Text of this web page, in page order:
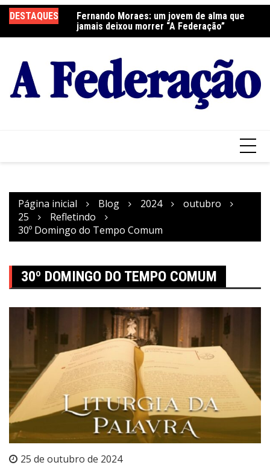
para
o
DESTAQUES
Fernando Moraes: um jovem de alma que
jamais deixou morrer “A Federação”
Curso Oração e Vida na Paróquia São José
Página inicial Blog 2024
outubro
25
Refletindo
30º Domingo do Tempo Comum
30º DOMINGO DO TEMPO COMUM
25 de outubro de 2024